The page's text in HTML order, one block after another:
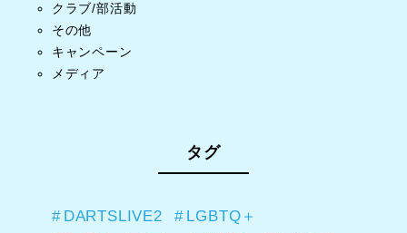
クラブ/部活動
その他
キャンペーン
メディア
タグ
DARTSLIVE2
LGBTQ＋